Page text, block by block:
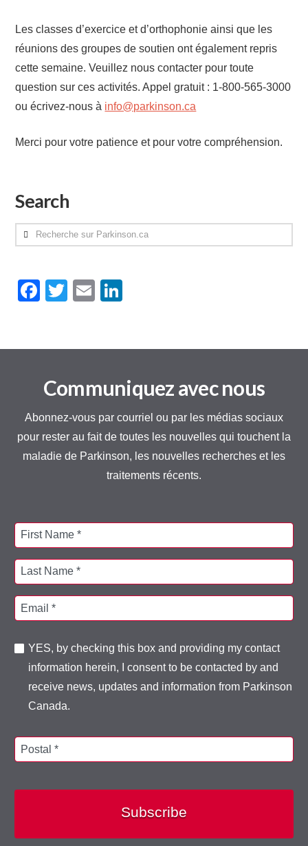
Les classes d’exercice et d’orthophonie ainsi que les
réunions des groupes de soutien ont également repris
cette semaine. Veuillez nous contacter pour toute
question sur ces activités. Appel gratuit : 1-800-565-3000
ou écrivez-nous à info@parkinson.ca
Merci pour votre patience et pour votre compréhension.
Search
Recherche
Facebook
TwitterEmail
Communiquez avec nous
Abonnez-vous par courriel ou par les médias sociaux
pour rester au fait de toutes les nouvelles qui touchent la
maladie de Parkinson, les nouvelles recherches et les
traitements récents.
First Name *
Last Name *
Email *
YES, by checking this box and providing my contact
information herein, I consent to be contacted by and
receive news, updates and information from Parkinson
Canada.
Postal *
Subscribe